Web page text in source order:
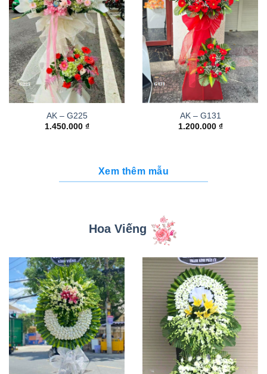
AK – G225
1.450.000 ₫
AK – G131
1.200.000 ₫
Xem thêm mẫu
Hoa Viếng